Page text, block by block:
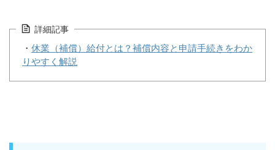
詳細記事
・ 休業（補償）給付とは？補償内容と申請手続きをわか
りやすく解説